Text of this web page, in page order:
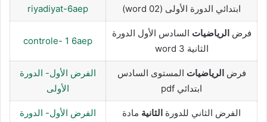
ابتدائي الدورة الأولى (word 02)
riyadiyat-6aep
فرض الرياضيات السادس الأول الدورة
الثانية word 3
controle- 1 6aep
فرض الرياضيات المستوى السادس
ابتدائي pdf
الفرض الأول- الدورة
الأولى
الفرض الثاني للدورة الثانية مادة
الفرض الأول- الدورة